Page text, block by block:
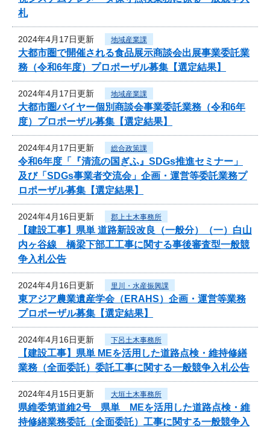
札
2024年4月17日更新 地域産業課
大都市圏で開催される食品展示商談会出展事業委託業
務（令和6年度）プロポーザル募集【選定結果】
2024年4月17日更新 地域産業課
大都市圏バイヤー個別商談会事業委託業務（令和6年
度）プロポーザル募集【選定結果】
2024年4月17日更新 総合政策課
令和6年度「『清流の国ぎふ』SDGs推進セミナー」
及び「SDGs事業者交流会」企画・運営等委託業務プ
ロポーザル募集【選定結果】
2024年4月16日更新 郡上土木事務所
【建設工事】県単 道路新設改良（一般分）（一）白山
内ヶ谷線 橋梁下部工工事に関する事後審査型一般競
争入札公告
2024年4月16日更新 里川・水産振興課
東アジア農業遺産学会（ERAHS）企画・運営等業務
プロポーザル募集【選定結果】
2024年4月16日更新 下呂土木事務所
【建設工事】県単 MEを活用した道路点検・維持修繕
業務（全面委託）委託工事に関する一般競争入札公告
2024年4月15日更新 大垣土木事務所
県維委第道維2号 県単 MEを活用した道路点検・維
持修繕業務委託（全面委託）工事に関する一般競争入